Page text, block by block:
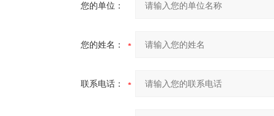
您的单位：
您的姓名：
联系电话：